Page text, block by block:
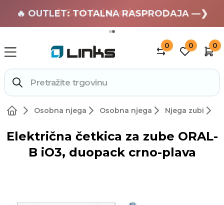
🏄 Zaslužuješ odmor —❯
🔥 OUTLET: TOTALNA RASPRODAJA —❯
0 0 0
Osobna njega Osobna njega Njega zubi
Električna četkica za zube ORAL-
B iO3, duopack crno-plava